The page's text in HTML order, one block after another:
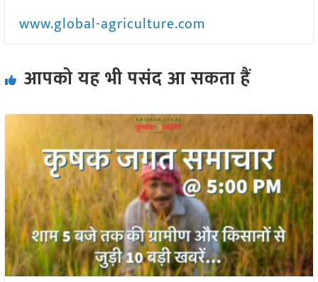
www.global-agriculture.com
आपको यह भी पसंद आ सकता हैं